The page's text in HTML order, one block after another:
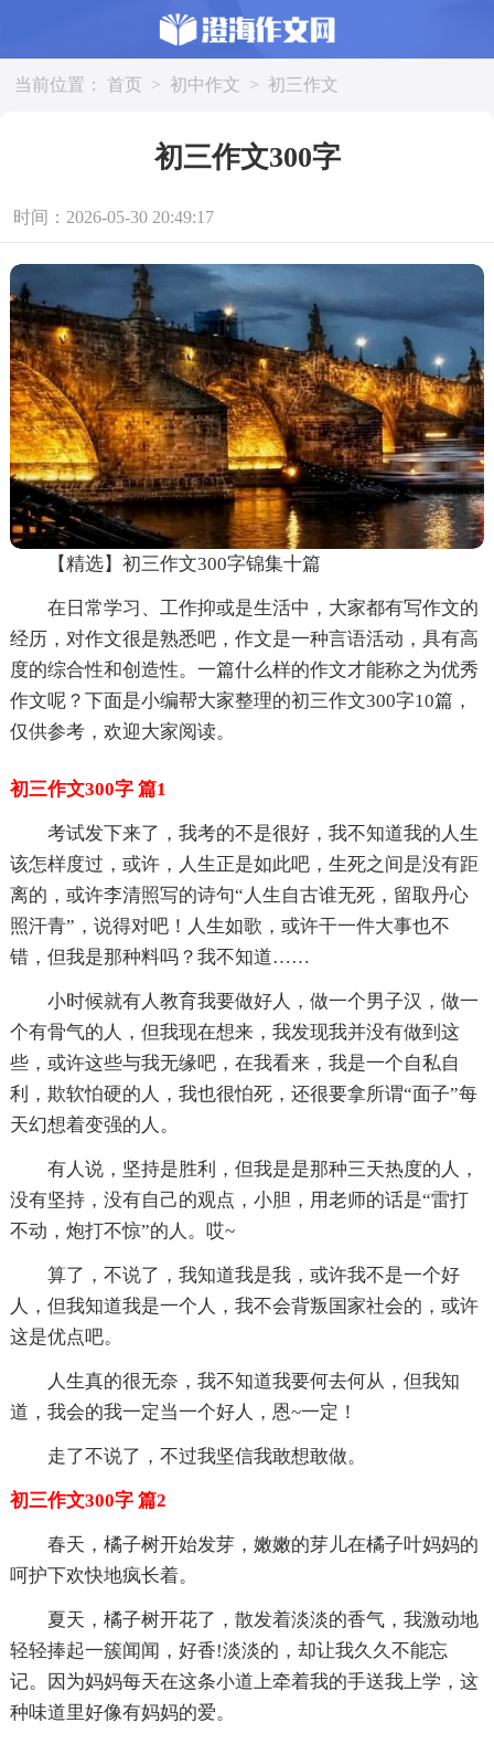
当前位置： 首页 > 初中作文 > 初三作文
初三作文300字
时间：2026-05-30 20:49:17
【精选】初三作文300字锦集十篇
在日常学习、工作抑或是生活中，大家都有写作文的
经历，对作文很是熟悉吧，作文是一种言语活动，具有高
度的综合性和创造性。一篇什么样的作文才能称之为优秀
作文呢？下面是小编帮大家整理的初三作文300字10篇，
仅供参考，欢迎大家阅读。
初三作文300字 篇1
考试发下来了，我考的不是很好，我不知道我的人生
该怎样度过，或许，人生正是如此吧，生死之间是没有距
离的，或许李清照写的诗句“人生自古谁无死，留取丹心
照汗青”，说得对吧！人生如歌，或许干一件大事也不
错，但我是那种料吗？我不知道……
小时候就有人教育我要做好人，做一个男子汉，做一
个有骨气的人，但我现在想来，我发现我并没有做到这
些，或许这些与我无缘吧，在我看来，我是一个自私自
利，欺软怕硬的人，我也很怕死，还很要拿所谓“面子”每
天幻想着变强的人。
有人说，坚持是胜利，但我是是那种三天热度的人，
没有坚持，没有自己的观点，小胆，用老师的话是“雷打
不动，炮打不惊”的人。哎~
算了，不说了，我知道我是我，或许我不是一个好
人，但我知道我是一个人，我不会背叛国家社会的，或许
这是优点吧。
人生真的很无奈，我不知道我要何去何从，但我知
道，我会的我一定当一个好人，恩~一定！
走了不说了，不过我坚信我敢想敢做。
初三作文300字 篇2
春天，橘子树开始发芽，嫩嫩的芽儿在橘子叶妈妈的
呵护下欢快地疯长着。
夏天，橘子树开花了，散发着淡淡的香气，我激动地
轻轻捧起一簇闻闻，好香!淡淡的，却让我久久不能忘
记。因为妈妈每天在这条小道上牵着我的手送我上学，这
种味道里好像有妈妈的爱。